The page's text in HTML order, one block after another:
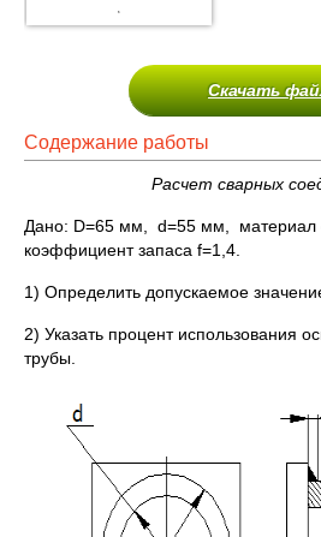
Скачать
Содержание работы
Расчет сварных
Дано: D=65 мм, d=55 мм, материал
коэффициент запаса f=1,4.
1) Определить допускаемое
2) Указать процент использования
трубы.